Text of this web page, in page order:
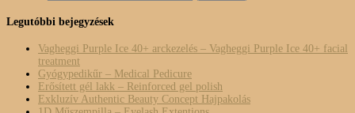
Legutóbbi bejegyzések
Vagheggi Purple Ice 40+ arckezelés – Vagheggi Purple Ice 40+ facial
treatment
Gyógypedikűr – Medical Pedicure
Erősített gél lakk – Reinforced gel polish
Exkluzív Authentic Beauty Concept Hajpakolás